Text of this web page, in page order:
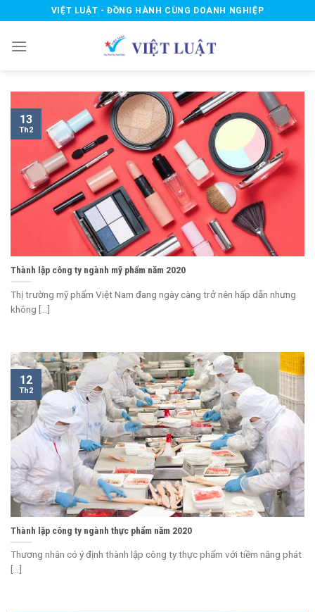
to
content
VIỆT LUẬT - ĐỒNG HÀNH CÙNG DOANH NGHIỆP
Thành lập công ty ngành mỹ phẩm năm 2020
Thị trường mỹ phẩm Việt Nam đang ngày càng trở nên hấp dẫn nhưng
không [...]
13
Th2
Thành lập công ty ngành thực phẩm năm 2020
Thương nhân có ý định thành lập công ty thực phẩm với tiềm năng phát
[...]
12
Th2